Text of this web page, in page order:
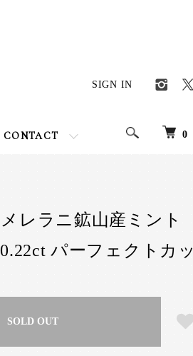
0
CONTACT
SIGN IN
レラニ鉱山産ミント
パーフェクトカッ
SOLD OUT